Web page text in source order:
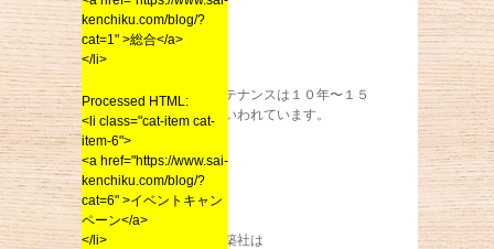
多いはずです。
屋根の塗装メンテナンスは１０年〜１５
年ごとに必要といわれています。
そこでＳＡＩ建築社は
kenchiku.com/blog/?
cat=1" >総合</a>
</li>
Processed HTML:
<li class="cat-item cat-
item-6">
<a href="https://www.sai-
kenchiku.com/blog/?
cat=6" >イベントキャン
ペーン</a>
</li>